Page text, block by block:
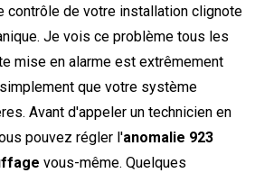
contrôle de votre installation clignote
Je vois ce problème tous les
mise en alarme est extrêmement
que votre système
Avant d'appeler un technicien en
pouvez régler l'anomalie 923
vous-même. Quelques